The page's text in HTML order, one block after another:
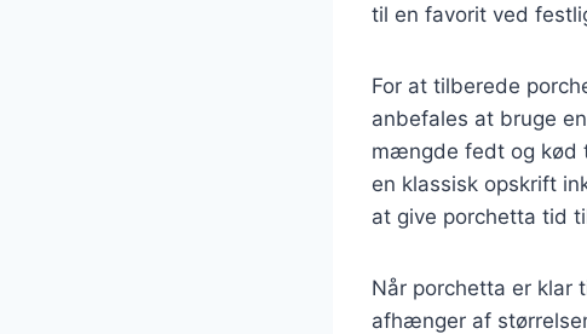
til en favorit ved
For at tilberede
anbefales at bruge
mængde fedt og kød
en klassisk opskrift
at give porchetta tid
Når porchetta er klar
afhænger af